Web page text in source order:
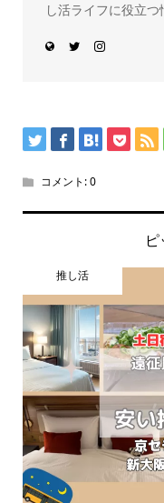
し活ライフに役立つ
コメント:0
推し活